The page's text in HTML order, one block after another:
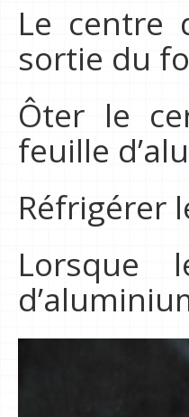
Le centre
sortie du
Ôter le
feuille
Réfrigérer